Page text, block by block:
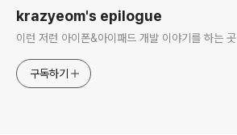
krazyeom's epilogue
이런 저런 아이폰&아이패드 개발 이야기를 하는 곳
구독하기